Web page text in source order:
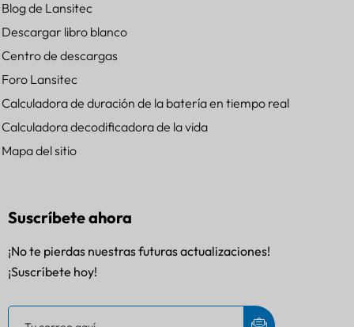
Blog de Lansitec
Descargar libro blanco
Centro de descargas
Foro Lansitec
Calculadora de duración de la batería en tiempo real
Calculadora decodificadora de la vida
Mapa del sitio
Suscríbete ahora
¡No te pierdas nuestras futuras actualizaciones!
¡Suscríbete hoy!